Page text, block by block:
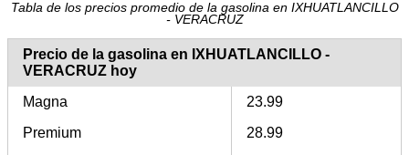
Tabla de los precios promedio de la gasolina en IXHUATLANCILLO
- VERACRUZ
Precio de la gasolina en IXHUATLANCILLO -
VERACRUZ hoy
Magna
23.99
Premium
28.99